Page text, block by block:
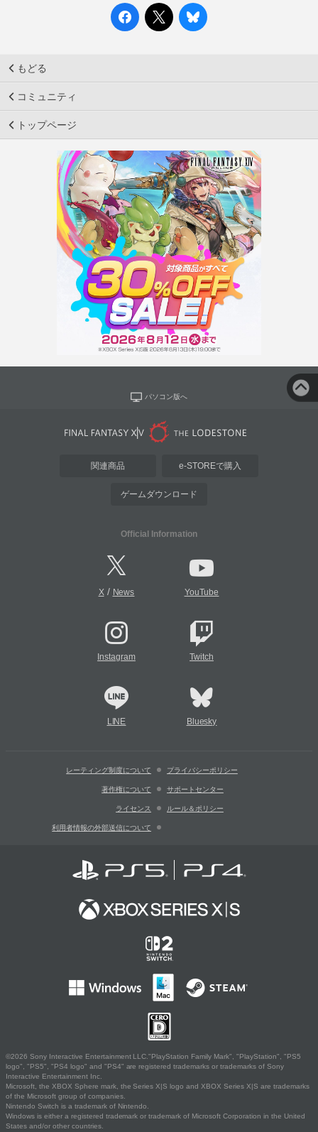
もどる
コミュニティ
トップページ
パソコン版へ
関連商品 e-STOREで購入
ゲームダウンロード
Official Information
X/ News YouTube
Instagram Twitch
LINE Bluesky
レーティング制度について プライバシーポリシー
著作権について サポートセンター
ライセンス ルール＆ポリシー
利用者情報の外部送信について
©2026 Sony Interactive Entertainment LLC."PlayStation Family Mark", "PlayStation", "PS5
logo", "PS5", "PS4 logo" and "PS4" are registered trademarks or trademarks of Sony
Interactive Entertainment Inc.
Microsoft, the XBOX Sphere mark, the Series X|S logo and XBOX Series X|S are trademarks
of the Microsoft group of companies.
Nintendo Switch is a trademark of Nintendo.
Windows is either a registered trademark or trademark of Microsoft Corporation in the United
States and/or other countries.